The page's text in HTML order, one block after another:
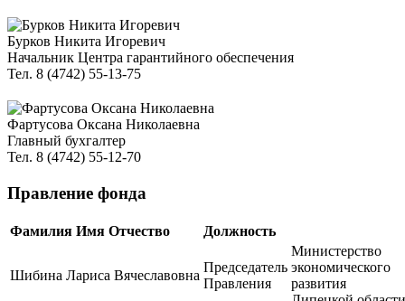
Бурков Никита Игоревич
Начальник Центра гарантийного обеспечения
Тел. 8 (4742) 55-13-75
Фартусова Оксана Николаевна
Главный бухгалтер
Тел. 8 (4742) 55-12-70
Правление фонда
Фамилия Имя Отчество Должность
Шибина Лариса Вячеславовна
Председатель
Правления
Министерство
экономического
развития